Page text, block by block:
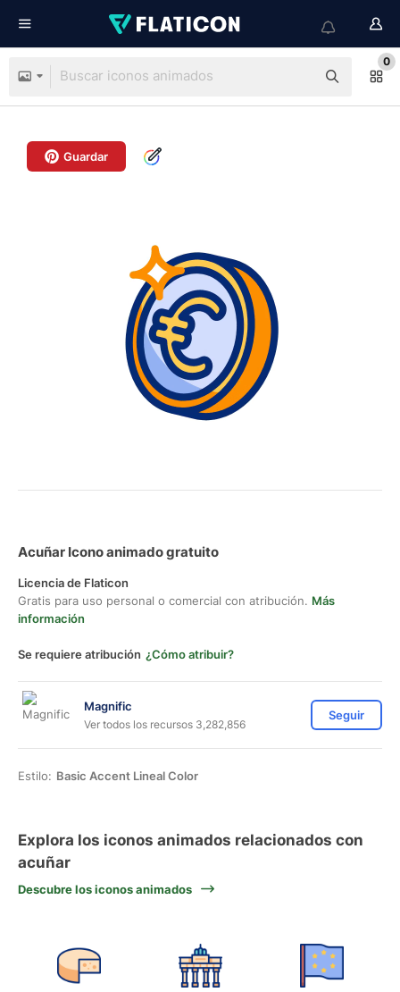
0
Guardar
Acuñar Icono animado gratuito
Licencia de Flaticon
Gratis para uso personal o comercial con atribución. Más
información
Se requiere atribución ¿Cómo atribuir?
Magnific
Ver todos los recursos 3,282,856
Seguir
Estilo: Basic Accent Lineal Color
Explora los iconos animados relacionados con
acuñar
Descubre los iconos animados